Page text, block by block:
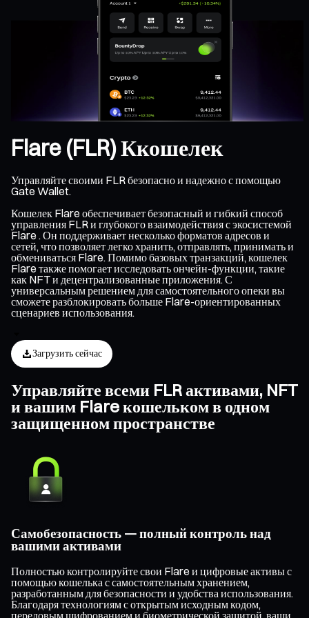
Flare (FLR) Ккошелек
Управляйте своими FLR безопасно и надежно с помощью
Gate Wallet.
Кошелек Flare обеспечивает безопасный и гибкий способ
управления FLR и глубокого взаимодействия с экосистемой
Flare . Он поддерживает несколько форматов адресов и
сетей, что позволяет легко хранить, отправлять, принимать и
обмениваться Flare. Помимо базовых транзакций, кошелек
Flare также помогает исследовать ончейн-функции, такие
как NFT и децентрализованные приложения. С
универсальным решением для самостоятельного опеки вы
сможете разблокировать больше Flare-ориентированных
сценариев использования.
Загрузить сейчас
Управляйте всеми FLR активами, NFT
и вашим Flare кошельком в одном
защищенном пространстве
Самобезопасность — полный контроль над
вашими активами
Полностью контролируйте свои Flare и цифровые активы с
помощью кошелька с самостоятельным хранением,
разработанным для безопасности и удобства использования.
Благодаря технологиям с открытым исходным кодом,